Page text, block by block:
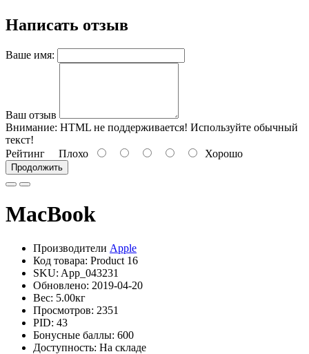
Написать отзыв
Ваше имя:
Ваш отзыв
Внимание: HTML не поддерживается! Используйте обычный
текст!
Рейтинг Плохо Хорошо
Продолжить
MacBook
Производители Apple
Код товара: Product 16
SKU: App_043231
Обновлено: 2019-04-20
Вес: 5.00кг
Просмотров: 2351
PID: 43
Бонусные баллы: 600
Доступность: На складе